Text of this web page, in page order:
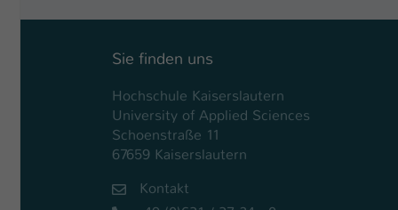
Sie finden uns
Hochschule Kaiserslautern
University of Applied Sciences
Schoenstraße 11
67659 Kaiserslautern
Kontakt